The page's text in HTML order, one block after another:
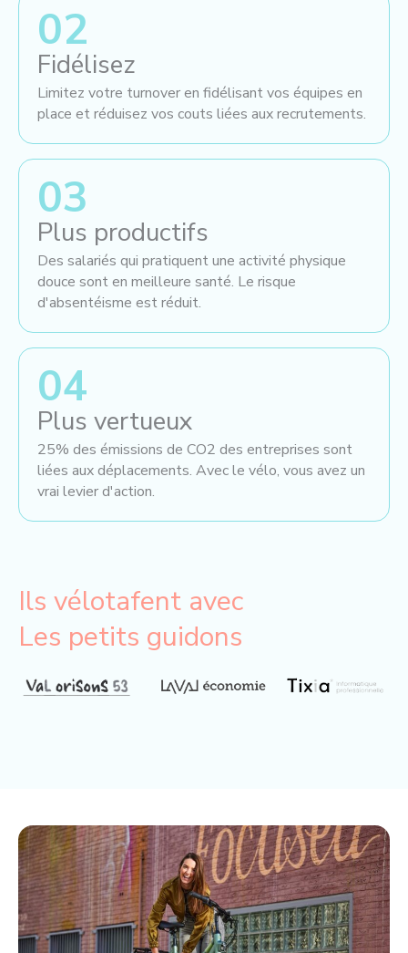
02
Fidélisez
Limitez votre turnover en fidélisant vos équipes en
place et réduisez vos couts liées aux recrutements.
03
Plus productifs
Des salariés qui pratiquent une activité physique
douce sont en meilleure santé. Le risque
d'absentéisme est réduit.
04
Plus vertueux
25% des émissions de CO2 des entreprises sont
liées aux déplacements. Avec le vélo, vous avez un
vrai levier d'action.
Ils vélotafent avec
Les petits guidons